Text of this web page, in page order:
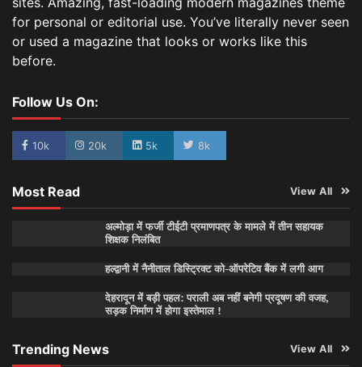
for personal or editorial use. You’ve literally never seen
or used a magazine that looks or works like this
before.
Follow Us On:
10k 20k 5k 8k
Most Read View All
अल्मोड़ा में फर्जी टीईटी प्रमाणपत्र के मामले में तीन सहायक
शिक्षक निलंबित
हल्द्वानी में नैनीताल डिस्ट्रिक्ट को-ऑपरेटिव बैंक में लगी आग
देहरादून में बड़ी पहल: पराली अब नहीं बनेगी प्रदूषण की वजह,
सड़क निर्माण में होगा इस्तेमाल !
Trending News View All